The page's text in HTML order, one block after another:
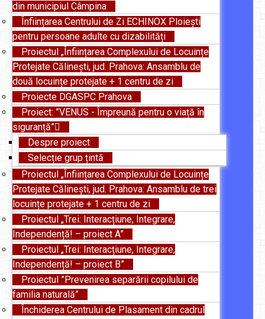
din municipiul Câmpina
Înființarea Centrului de Zi ECHINOX Ploiești
pentru persoane adulte cu dizabilități
Proiectul „Înființarea Complexului de Locuințe
Protejate Călinești, jud. Prahova: Ansamblu de
două locuințe protejate + 1 centru de zi
Proiecte DGASPC Prahova
Proiect: ”VENUS - Împreună pentru o viață în
siguranță”
Despre proiect
Selecție grup țintă
Proiectul „Înființarea Complexului de Locuințe
Protejate Călinești, jud. Prahova: Ansamblu de trei
locuințe protejate + 1 centru de zi
Proiectul „Trei: Interacțiune, Integrare,
Independență! – proiect A”
Proiectul „Trei: Interacțiune, Integrare,
Independență! – proiect B”
Proiectul ”Prevenirea separării copilului de
familia naturală”
Închiderea Centrului de Plasament din cadrul